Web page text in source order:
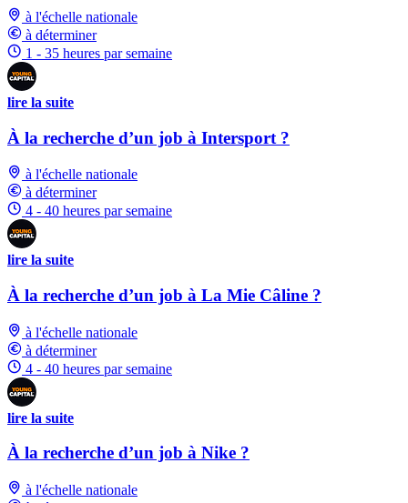
à l'échelle nationale
à déterminer
1 - 35 heures par semaine
lire la suite
À la recherche d’un job à Intersport ?
à l'échelle nationale
à déterminer
4 - 40 heures par semaine
lire la suite
À la recherche d’un job à La Mie Câline ?
à l'échelle nationale
à déterminer
4 - 40 heures par semaine
lire la suite
À la recherche d’un job à Nike ?
à l'échelle nationale